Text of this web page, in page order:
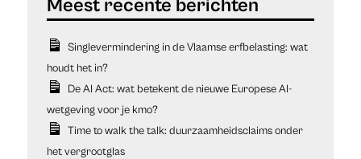
Singlevermindering in de Vlaamse erfbelasting: wat
houdt het in?
De AI Act: wat betekent de nieuwe Europese AI-
wetgeving voor je kmo?
Time to walk the talk: duurzaamheidsclaims onder
het vergrootglas